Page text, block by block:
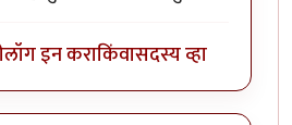
लॉग इन कराकिंवासदस्य व्हा